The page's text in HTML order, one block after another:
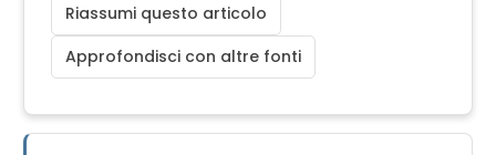
Riassumi questo articolo
Approfondisci con altre fonti